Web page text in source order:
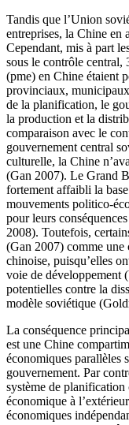
Tandis que l’Union
entreprises, la Chine en
Cependant, mis à part
sous le contrôle central,
(pme) en Chine étaient
provinciaux,
de la planification, le
la production et la
comparaison avec le
gouvernement central
culturelle, la Chine
(Gan 2007). Le Grand
fortement affaibli la
mouvements politico-
pour leurs
2008). Toutefois,
(Gan 2007) comme une
chinoise, puisqu’elles
voie de développement
potentielles contre la
modèle soviétique
La conséquence
est une Chine
économiques parallèles
gouvernement. Par
système de
économique à
économiques